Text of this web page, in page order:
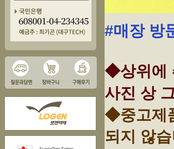
#매장 방
◆상위에
사진 상
◆중고제
되지 않